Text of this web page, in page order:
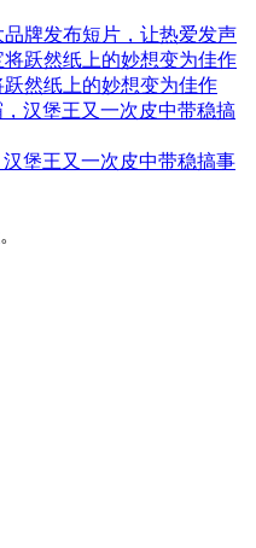
牌发布短片，让热爱发声
然纸上的妙想变为佳作
堡王又一次皮中带稳搞事
。